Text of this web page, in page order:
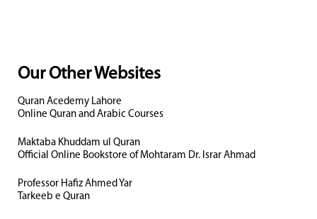
Our Other Websites
Quran Acedemy Lahore
Online Quran and Arabic Courses
Maktaba Khuddam ul Quran
Official Online Bookstore of Mohtaram Dr. Israr Ahmad
Professor Hafiz Ahmed Yar
Tarkeeb e Quran